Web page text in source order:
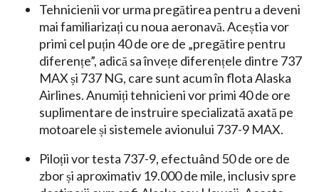
Tehnicienii vor urma pregătirea pentru a deveni
mai familiarizați cu noua aeronavă. Aceștia vor
primi cel puțin 40 de ore de „pregătire pentru
diferențe”, adică sa învețe diferențele dintre 737
MAX și 737 NG, care sunt acum în flota Alaska
Airlines. Anumiți tehnicieni vor primi 40 de ore
suplimentare de instruire specializată axată pe
motoarele și sistemele avionului 737-9 MAX.
Piloții vor testa 737-9, efectuând 50 de ore de
zbor și aproximativ 19.000 de mile, inclusiv spre